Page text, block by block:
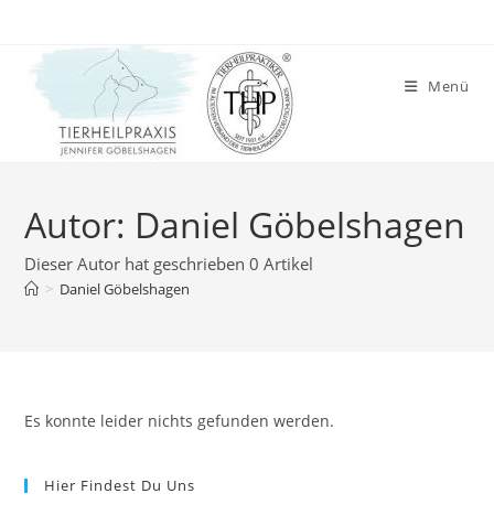
springen
Menü
Autor: Daniel Göbelshagen
Dieser Autor hat geschrieben 0 Artikel
> Daniel Göbelshagen
Es konnte leider nichts gefunden werden.
Hier Findest Du Uns